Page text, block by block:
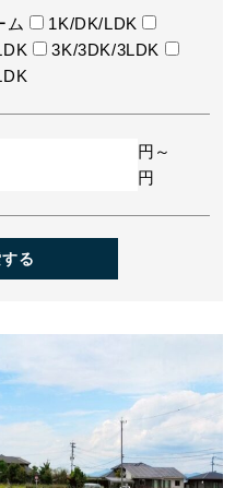
ム
1K/DK/LDK
3K/3DK/3LDK
円～
円